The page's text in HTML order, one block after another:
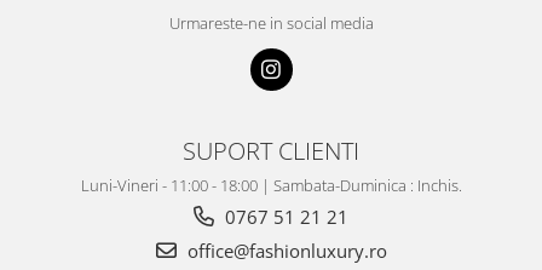
Urmareste-ne in social media
SUPORT CLIENTI
Luni-Vineri - 11:00 - 18:00 | Sambata-Duminica : Inchis.
0767 51 21 21
office@fashionluxury.ro